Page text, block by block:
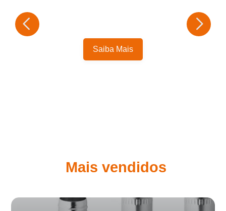
Saiba Mais
Mais vendidos